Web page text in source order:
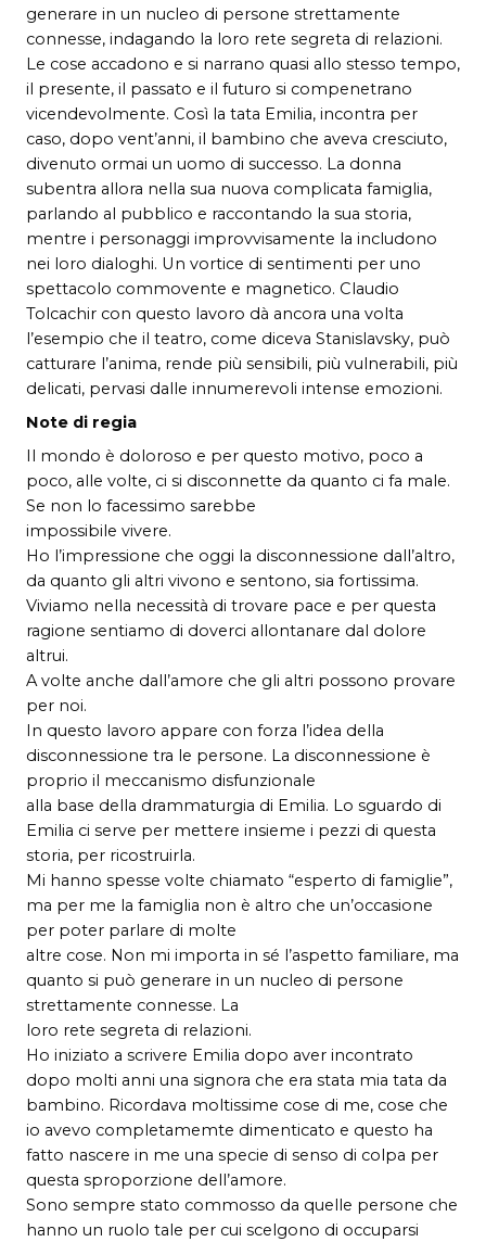
generare in un nucleo di persone strettamente
connesse, indagando la loro rete segreta di relazioni.
Le cose accadono e si narrano quasi allo stesso tempo,
il presente, il passato e il futuro si compenetrano
vicendevolmente. Così la tata Emilia, incontra per
caso, dopo vent’anni, il bambino che aveva cresciuto,
divenuto ormai un uomo di successo. La donna
subentra allora nella sua nuova complicata famiglia,
parlando al pubblico e raccontando la sua storia,
mentre i personaggi improvvisamente la includono
nei loro dialoghi. Un vortice di sentimenti per uno
spettacolo commovente e magnetico. Claudio
Tolcachir con questo lavoro dà ancora una volta
l’esempio che il teatro, come diceva Stanislavsky, può
catturare l’anima, rende più sensibili, più vulnerabili, più
delicati, pervasi dalle innumerevoli intense emozioni.
Note di regia
Il mondo è doloroso e per questo motivo, poco a
poco, alle volte, ci si disconnette da quanto ci fa male.
Se non lo facessimo sarebbe
impossibile vivere.
Ho l’impressione che oggi la disconnessione dall’altro,
da quanto gli altri vivono e sentono, sia fortissima.
Viviamo nella necessità di trovare pace e per questa
ragione sentiamo di doverci allontanare dal dolore
altrui.
A volte anche dall’amore che gli altri possono provare
per noi.
In questo lavoro appare con forza l’idea della
disconnessione tra le persone. La disconnessione è
proprio il meccanismo disfunzionale
alla base della drammaturgia di Emilia. Lo sguardo di
Emilia ci serve per mettere insieme i pezzi di questa
storia, per ricostruirla.
Mi hanno spesse volte chiamato “esperto di famiglie”,
ma per me la famiglia non è altro che un’occasione
per poter parlare di molte
altre cose. Non mi importa in sé l’aspetto familiare, ma
quanto si può generare in un nucleo di persone
strettamente connesse. La
loro rete segreta di relazioni.
Ho iniziato a scrivere Emilia dopo aver incontrato
dopo molti anni una signora che era stata mia tata da
bambino. Ricordava moltissime cose di me, cose che
io avevo completamemte dimenticato e questo ha
fatto nascere in me una specie di senso di colpa per
questa sproporzione dell’amore.
Sono sempre stato commosso da quelle persone che
hanno un ruolo tale per cui scelgono di occuparsi